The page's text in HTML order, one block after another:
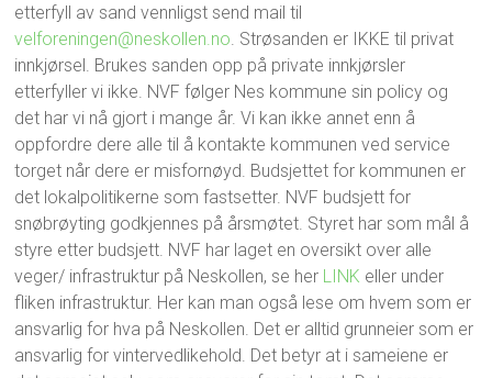
etterfyll av sand vennligst send mail til
velforeningen@neskollen.no . Strøsanden er IKKE til privat
innkjørsel. Brukes sanden opp på private innkjørsler
etterfyller vi ikke. NVF følger Nes kommune sin policy og
det har vi nå gjort i mange år. Vi kan ikke annet enn å
oppfordre dere alle til å kontakte kommunen ved service
torget når dere er misfornøyd. Budsjettet for kommunen er
det lokalpolitikerne som fastsetter. NVF budsjett for
snøbrøyting godkjennes på årsmøtet. Styret har som mål å
styre etter budsjett. NVF har laget en oversikt over alle
veger/ infrastruktur på Neskollen, se her LINK eller under
fliken infrastruktur. Her kan man også lese om hvem som er
ansvarlig for hva på Neskollen. Det er alltid grunneier som er
ansvarlig for vintervedlikehold. Det betyr at i sameiene er